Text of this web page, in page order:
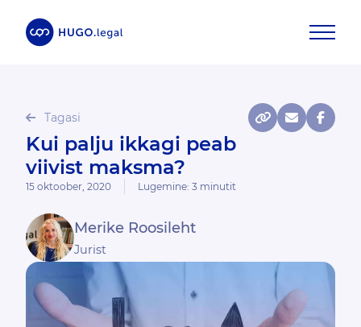
Tagasi
Kui palju ikkagi peab
viivist maksma?
15 oktoober, 2020 Lugemine: 3 minutit
Merike Roosileht
Jurist